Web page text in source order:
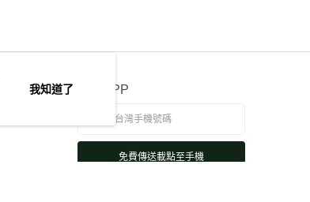
官方APP
免費傳送載點至手機
我知道了